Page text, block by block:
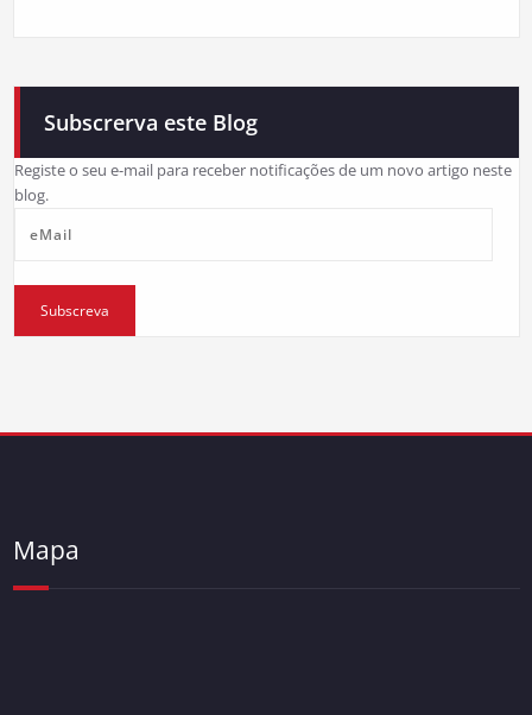
Subscrerva este Blog
Registe o seu e-mail para receber notificações de um novo artigo neste
blog.
Subscreva
Mapa